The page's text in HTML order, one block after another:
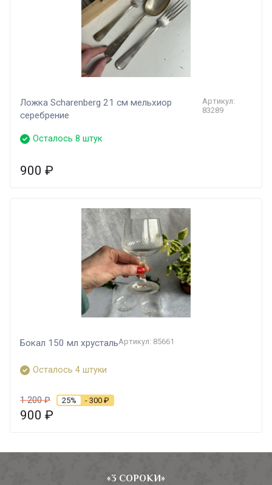
Ложка Scharenberg 21 см мельхиор
серебрение
Артикул:
83289
Осталось 8 штук
900 ₽
Бокал 150 мл хрустальАртикул: 85661
Осталось 4 штуки
1 200₽ 25% - 300 ₽
900 ₽
«3 СОРОКИ»